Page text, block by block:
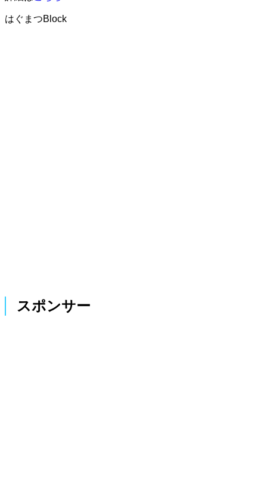
はぐまつBlock
スポンサー